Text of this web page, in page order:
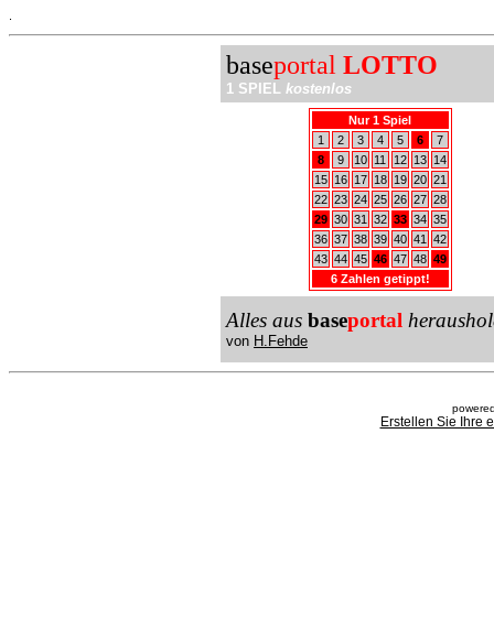
baseportal LOTTO
1 SPIEL kostenlos
Nur 1 Spiel
1
2 3 4 5 6
7
8
9 10 11 12 13
14
15
16 17 18 19 20 21
22 23 24 25 26 27 28
29 30 31 32 33 34 35
36 37 38 39 40 41
42
43 44 45 46 47 48 49
6 Zahlen getippt!
Alles aus baseportal
von H.Fehde
Erstellen Sie Ihre